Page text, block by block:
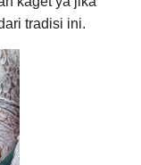
tradisi ini.